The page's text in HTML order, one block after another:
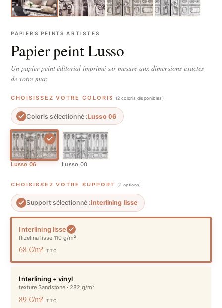
PAPIERS PEINTS ARTISTES
Papier peint Lusso
Un papier peint éditorial imprimé sur-mesure aux dimensions exactes
de votre mur.
CHOISISSEZ VOTRE COLORIS (2 coloris disponibles)
Coloris sélectionné :Lusso 06
Lusso 06 Lusso 00
CHOISISSEZ VOTRE SUPPORT (3 options)
Support sélectionné :Interlining lisse
Interlining lisse
flizelina lisse 110 g/m²
68 €/m² TTC
Interlining + vinyl
texture Sandstone · 282 g/m²
89 €/m² TTC